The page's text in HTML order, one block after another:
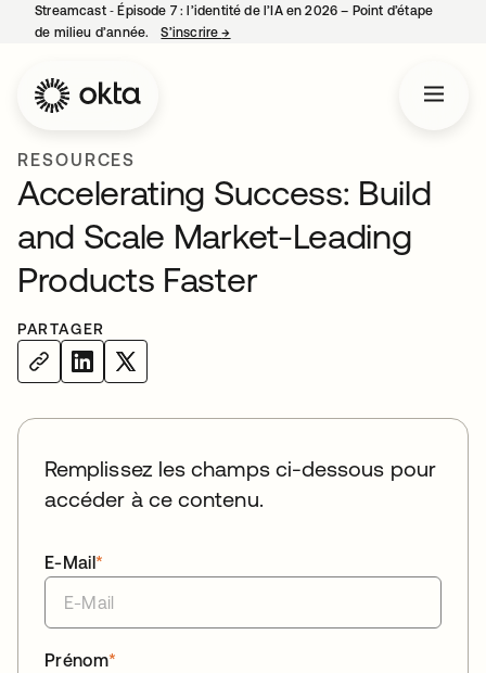
Streamcast ‑ Épisode 7 : l’identité de l’IA en 2026 – Point d’étape
de milieu d’année.
S’inscrire→
RESOURCES
Accelerating Success: Build
and Scale Market-Leading
Products Faster
PARTAGER
Remplissez les champs ci-dessous pour
accéder à ce contenu.
*
E-Mail
*
Prénom